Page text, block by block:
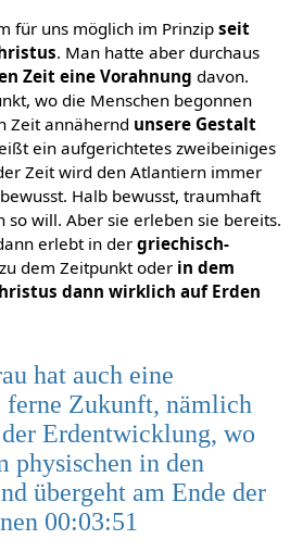
für uns möglich im Prinzip seit
. Man hatte aber durchaus
Zeit eine Vorahnung davon.
wo die Menschen begonnen
Zeit annähernd unsere Gestalt
ein aufgerichtetes zweibeiniges
Zeit wird den Atlantiern immer
Halb bewusst, traumhaft
so will. Aber sie erleben sie bereits.
erlebt in der griechisch-
dem Zeitpunkt oder in dem
dann wirklich auf Erden
hat auch eine
ferne Zukunft, nämlich
Erdentwicklung, wo
physischen in den
übergeht am Ende der
00:03:51